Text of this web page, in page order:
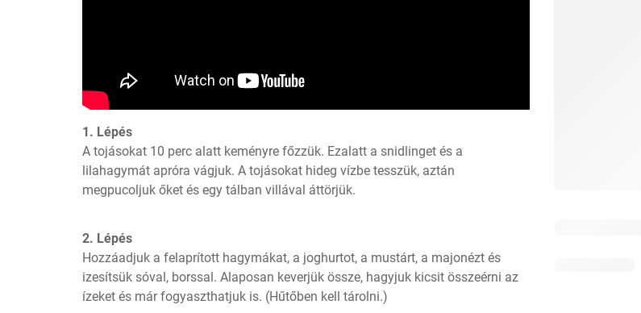
1. Lépés
A tojásokat 10 perc alatt keményre főzzük. Ezalatt a snidlinget és a
lilahagymát apróra vágjuk. A tojásokat hideg vízbe tesszük, aztán
megpucoljuk őket és egy tálban villával áttörjük.
2. Lépés
Hozzáadjuk a felaprított hagymákat, a joghurtot, a mustárt, a majonézt és
izesítsük sóval, borssal. Alaposan keverjük össze, hagyjuk kicsit összeérni az
ízeket és már fogyaszthatjuk is. (Hűtőben kell tárolni.)